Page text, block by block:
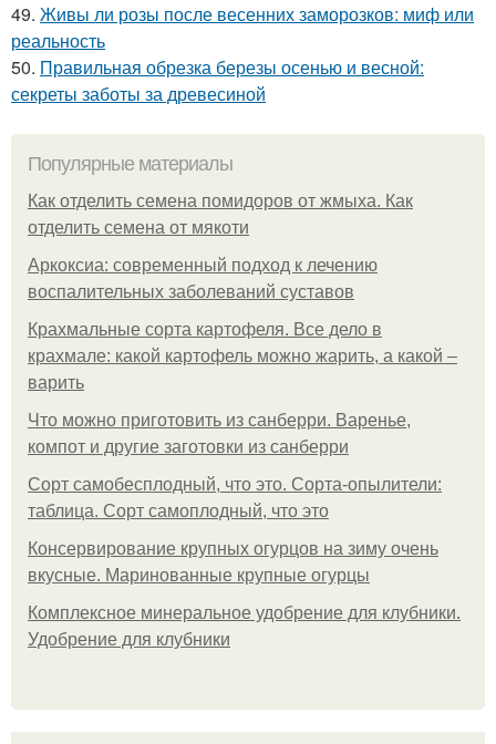
49. Живы ли розы после весенних заморозков: миф или
реальность
50. Правильная обрезка березы осенью и весной:
секреты заботы за древесиной
Популярные материалы
Как отделить семена помидоров от жмыха. Как
отделить семена от мякоти
Аркоксиа: современный подход к лечению
воспалительных заболеваний суставов
Крахмальные сорта картофеля. Все дело в
крахмале: какой картофель можно жарить, а какой –
варить
Что можно приготовить из санберри. Варенье,
компот и другие заготовки из санберри
Сорт самобесплодный, что это. Сорта-опылители:
таблица. Сорт самоплодный, что это
Консервирование крупных огурцов на зиму очень
вкусные. Маринованные крупные огурцы
Комплексное минеральное удобрение для клубники.
Удобрение для клубники